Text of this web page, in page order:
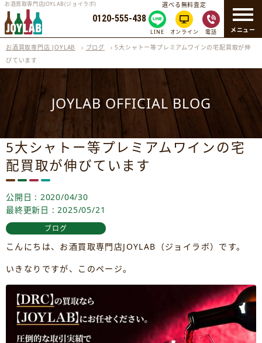
メニュー
お酒買取専門店JOYLAB(ジョイラボ)
0120-555-438
選べる無料査定
LINE オンライン 電話
お酒買取専門店 JOYLAB › ブログ ›5大シャトー等プレミアムワインの宅配買取が伸
びています
JOYLAB OFFICIAL BLOG
5大シャトー等プレミアムワインの宅
配買取が伸びています
公開日 : 2020/04/30
最終更新日 : 2025/05/21
ブログ
こんにちは、お酒買取専門店JOYLAB（ジョイラボ）です。
いきなりですが、このページ。